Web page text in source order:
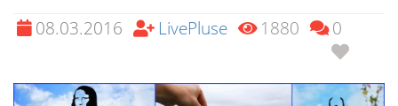
08.03.2016 LivePluse 1880 0